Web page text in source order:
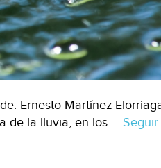
Ernesto Martínez
de la lluvia, en los …